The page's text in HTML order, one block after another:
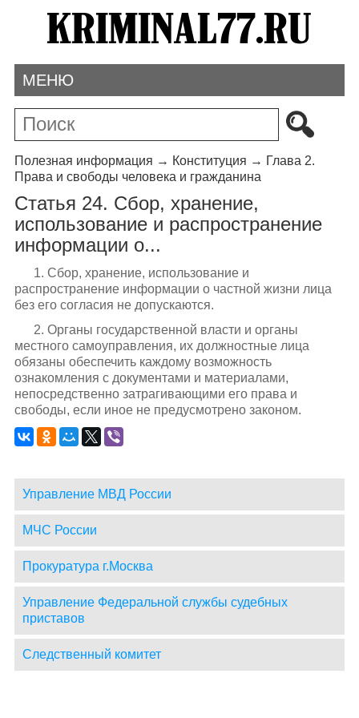
МЕНЮ
Полезная информация → Конституция → Глава 2.
Права и свободы человека и гражданина
Статья 24. Сбор, хранение,
использование и распространение
информации о...
1. Сбор, хранение, использование и
распространение информации о частной жизни лица
без его согласия не допускаются.
2. Органы государственной власти и органы
местного самоуправления, их должностные лица
обязаны обеспечить каждому возможность
ознакомления с документами и материалами,
непосредственно затрагивающими его права и
свободы, если иное не предусмотрено законом.
Управление МВД России
МЧС России
Прокуратура г.Москва
Управление Федеральной службы судебных
приставов
Следственный комитет